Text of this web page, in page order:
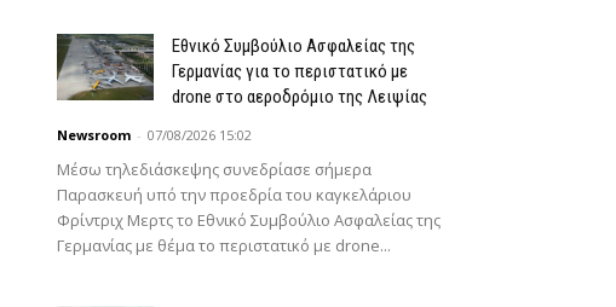
Εθνικό Συμβούλιο Ασφαλείας της
Γερμανίας για το περιστατικό με
drone στο αεροδρόμιο της Λειψίας
Newsroom - 07/08/2026 15:02
Μέσω τηλεδιάσκεψης συνεδρίασε σήμερα
Παρασκευή υπό την προεδρία του καγκελάριου
Φρίντριχ Μερτς το Εθνικό Συμβούλιο Ασφαλείας της
Γερμανίας με θέμα το περιστατικό με drone...